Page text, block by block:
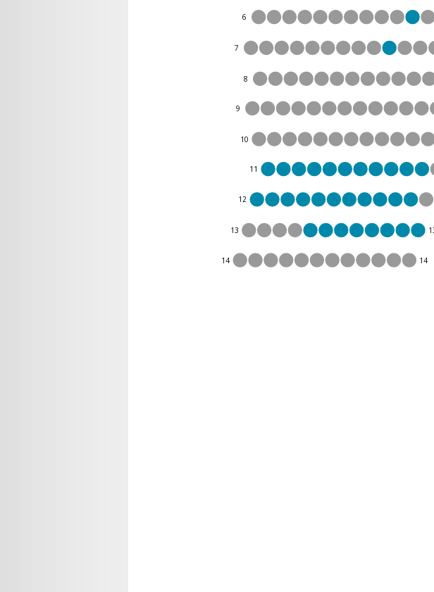
6
7
8
9
10
11
12
13
14
14